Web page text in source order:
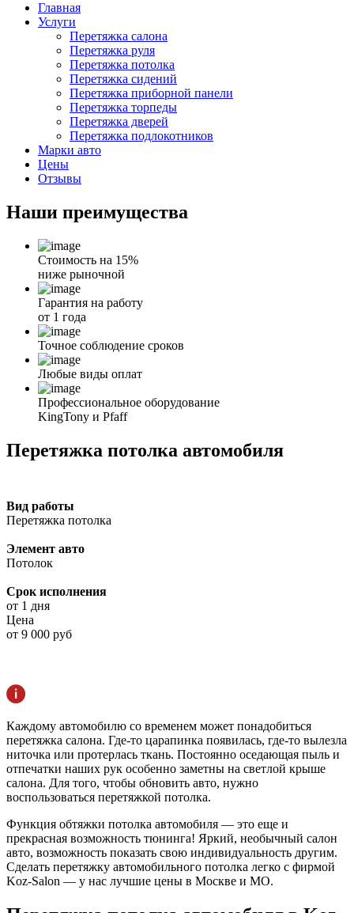
Главная
Услуги
Перетяжка салона
Перетяжка руля
Перетяжка потолка
Перетяжка сидений
Перетяжка приборной панели
Перетяжка торпеды
Перетяжка дверей
Перетяжка подлокотников
Марки авто
Цены
Отзывы
Наши преимущества
Стоимость на 15%
ниже рыночной
Гарантия на работу
от 1 года
Точное соблюдение сроков
Любые виды оплат
Профессиональное оборудование
KingTony и Pfaff
Перетяжка потолка автомобиля
Вид работы
Перетяжка потолка
Элемент авто
Потолок
Срок исполнения
от 1 дня
Цена
от 9 000 руб
Каждому автомобилю со временем может понадобиться
перетяжка салона. Где-то царапинка появилась, где-то вылезла
ниточка или протерлась ткань. Постоянно оседающая пыль и
отпечатки наших рук особенно заметны на светлой крыше
салона. Для того, чтобы обновить авто, нужно
воспользоваться перетяжкой потолка.
Функция обтяжки потолка автомобиля — это еще и
прекрасная возможность тюнинга! Яркий, необычный салон
авто, возможность показать свою индивидуальность другим.
Сделать перетяжку автомобильного потолка легко с фирмой
Koz-Salon — у нас лучшие цены в Москве и МО.